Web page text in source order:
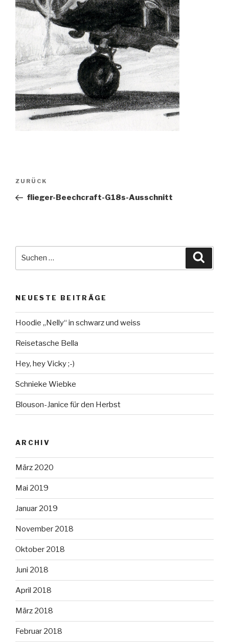
Beitragsnavigation
Vorheriger
Beitrag
ZURÜCK
flieger-Beechcraft-G18s-Ausschnitt
NEUESTE BEITRÄGE
Hoodie „Nelly“ in schwarz und weiss
Reisetasche Bella
Hey, hey Vicky ;-)
Schnieke Wiebke
Blouson-Janice für den Herbst
ARCHIV
März 2020
Mai 2019
Januar 2019
November 2018
Oktober 2018
Juni 2018
April 2018
März 2018
Februar 2018